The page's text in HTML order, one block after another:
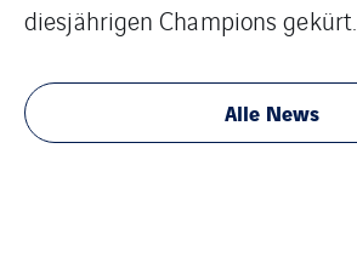
diesjährigen Champions gekürt.
Alle News